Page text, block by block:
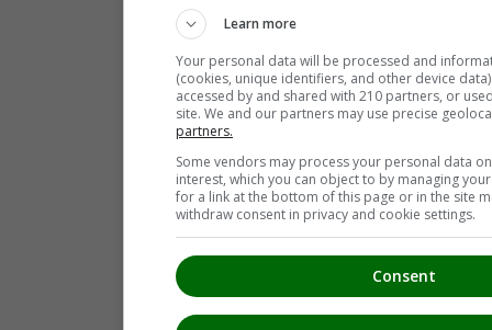
Learn more
Your personal data will be processed and
(cookies, unique identifiers, and other device
accessed by and shared with 210 partners, or
site. We and our partners may use precise
partners.
Some vendors may process your personal data
interest, which you can object to by managing
for a link at the bottom of this page or in the site
withdraw consent in privacy and cookie settings.
Consent